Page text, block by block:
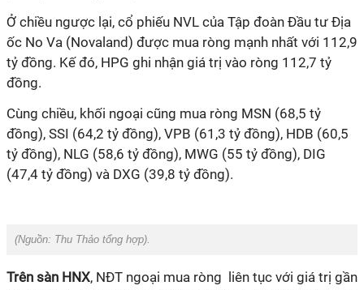
Ở chiều ngược lại, cổ phiếu NVL của Tập đoàn Đầu tư Địa
ốc No Va (Novaland) được mua ròng mạnh nhất với 112,9
tỷ đồng. Kế đó, HPG ghi nhận giá trị vào ròng 112,7 tỷ
đồng.
Cùng chiều, khối ngoại cũng mua ròng MSN (68,5 tỷ
đồng), SSI (64,2 tỷ đồng), VPB (61,3 tỷ đồng), HDB (60,5
tỷ đồng), NLG (58,6 tỷ đồng), MWG (55 tỷ đồng), DIG
(47,4 tỷ đồng) và DXG (39,8 tỷ đồng).
(Nguồn: Thu Thảo tổng hợp).
Trên sàn HNX, NĐT ngoại mua ròng liên tục với giá trị gần